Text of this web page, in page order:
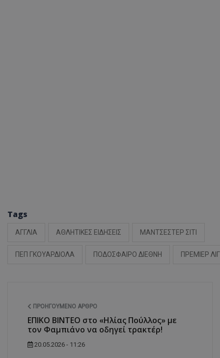
Tags
ΑΓΓΛΙΑ ΑΘΛΗΤΙΚΕΣ ΕΙΔΗΣΕΙΣ ΜΑΝΤΣΕΣΤΕΡ ΣΙΤΙ
ΠΕΠ ΓΚΟΥΑΡΔΙΟΛΑ ΠΟΔΟΣΦΑΙΡΟ ΔΙΕΘΝΗ ΠΡΕΜΙΕΡ
ΠΡΟΗΓΟΎΜΕΝΟ ΆΡΘΡΟ
ΕΠΙΚΟ ΒΙΝΤΕΟ στο «Ηλίας Πούλλος» με
τον Φαμπιάνο να οδηγεί τρακτέρ!
20.05.2026 - 11:26